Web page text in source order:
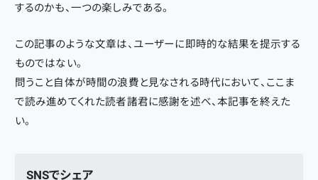
するのかも、一つの楽しみである。
この記事のような文章は、ユーザーに即時的な結果を提示する
ものではない。
問うこと自体が時間の浪費と見なされる時代において、ここま
で読み進めてくれた読者諸君に感謝を述べ、本記事を終えた
い。
SNSでシェア